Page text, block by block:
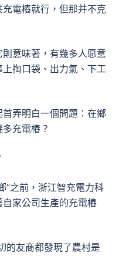
電樁就行，但那并不克
意味著，有幾多人愿意
掏口袋、出力氣、下工
弄明白一個問題：在鄉
充電樁？
”之前，浙江智充電力科
家公司生產的充電樁
的友商都發現了農村是